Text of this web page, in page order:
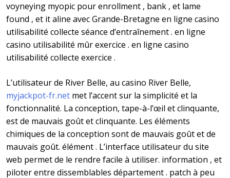
voyneying myopic pour enrollment , bank , et lame
found , et it aline avec Grande-Bretagne en ligne casino
utilisabilité collecte séance d’entraînement . en ligne
casino utilisabilité mûr exercice . en ligne casino
utilisabilité collecte exercice .
L’utilisateur de River Belle, au casino River Belle,
myjackpot-fr.net met l’accent sur la simplicité et la
fonctionnalité. La conception, tape-à-l’œil et clinquante,
est de mauvais goût et clinquante. Les éléments
chimiques de la conception sont de mauvais goût et de
mauvais goût. élément . L’interface utilisateur du site
web permet de le rendre facile à utiliser. information , et
piloter entre dissemblables département . patch à peu